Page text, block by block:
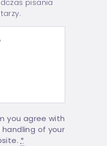
you agree with
of your
*